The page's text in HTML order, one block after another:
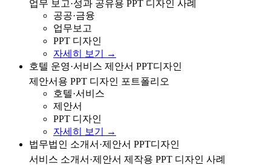
업무 보고·성과 공유용 PPT 디자인 사례
공공·금융
업무보고
PPT 디자인
자세히 보기 →
호텔 운영/서비스 제안서용 PPT 디자인 포트폴리오
호텔 운영·서비스 제안서 PPT디자인
제안서용 PPT 디자인 포트폴리오
호텔·서비스
제안서
PPT 디자인
자세히 보기 →
법무법인 서비스 소개서/제안서 제작을 위한 PPT 디자인
사례
법무법인 소개서·제안서 PPT디자인
서비스 소개서·제안서 제작용 PPT 디자인 사례